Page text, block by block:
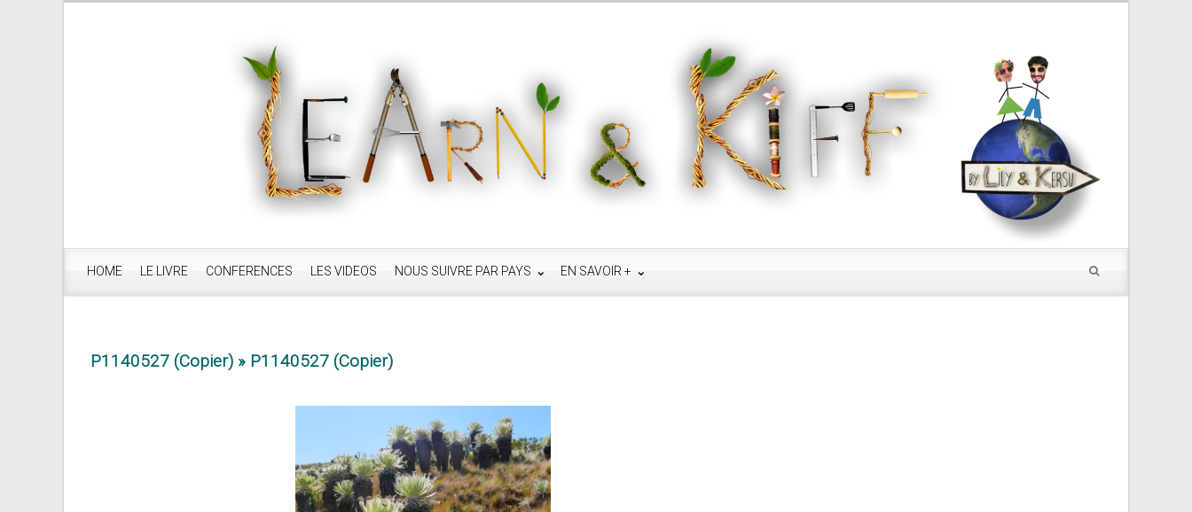
HOME LE LIVRE CONFERENCES LES VIDEOS NOUS SUIVRE PAR PAYS EN SAVOIR +
P1140527 (Copier) » P1140527 (Copier)